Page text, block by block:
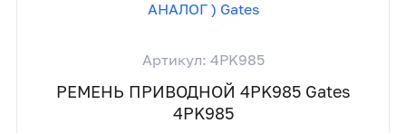
Артикул: 4PK985
РЕМЕНЬ ПРИВОДНОЙ 4PK985 Gates
4PK985